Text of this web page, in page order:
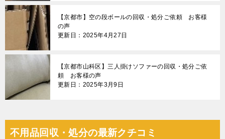
【京都市】空の段ボールの回収・処分ご依頼 お客様
の声
更新日：2025年4月27日
【京都市山科区】三人掛けソファーの回収・処分ご依
頼 お客様の声
更新日：2025年3月9日
不用品回収・処分の最新クチコミ